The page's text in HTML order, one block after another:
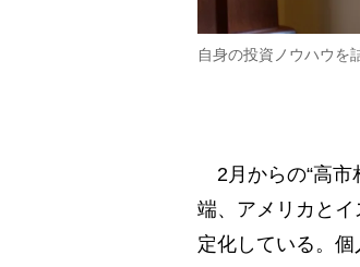
自身の投資ノウハウを
2月からの“高市
端、アメリカと
定化している。